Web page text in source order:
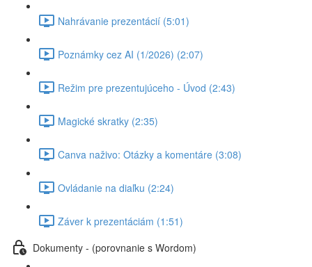
Nahrávanie prezentácií (5:01)
Poznámky cez AI (1/2026) (2:07)
Režim pre prezentujúceho - Úvod (2:43)
Magické skratky (2:35)
Canva naživo: Otázky a komentáre (3:08)
Ovládanie na diaľku (2:24)
Záver k prezentáciám (1:51)
Dokumenty - (porovnanie s Wordom)